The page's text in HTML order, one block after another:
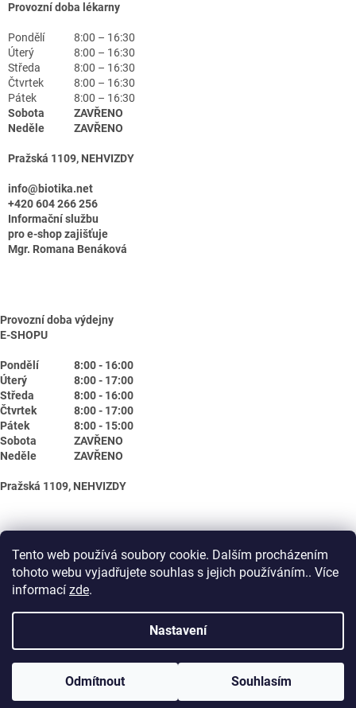
Tento web používá soubory cookie. Dalším procházením
tohoto webu vyjadřujete souhlas s jejich používáním.. Více
informací zde.
Nastavení
Odmítnout Souhlasím
Provozní doba lékarny
Pondělí
8:00 – 16:30
Úterý
8:00 – 16:30
Středa
8:00 – 16:30
Čtvrtek
8:00 – 16:30
Pátek
8:00 – 16:30
Sobota
ZAVŘENO
Neděle
ZAVŘENO
Pražská 1109, NEHVIZDY
info@biotika.net
+420 604 266 256
Informační službu
pro e-shop zajišťuje
Mgr. Romana Benáková
Provozní doba výdejny
E-SHOPU
Pondělí
8:00 - 16:00
Úterý
8:00 - 17:00
Středa
8:00 - 16:00
Čtvrtek
8:00 - 17:00
Pátek
8:00 - 15:00
Sobota
ZAVŘENO
Neděle
ZAVŘENO
Pražská 1109, NEHVIZDY
Vytvořil Shoptet
Copyright 2026Biotika.net . Všechna práva vyhrazena.